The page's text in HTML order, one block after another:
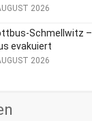
2026
Schmellwitz –
evakuiert
2026